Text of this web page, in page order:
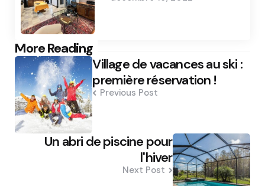
More Reading
Post
navigationVillage de vacances au ski :
première réservation !
Previous Post
Un abri de piscine pour
l'hiver
Next Post